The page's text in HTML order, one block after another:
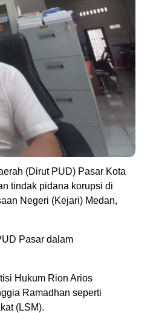
(Dirut PUD) Pasar Kota
tindak pidana korupsi di
Negeri (Kejari) Medan,
Pasar dalam
Hukum Rion Arios
Ramadhan seperti
(LSM).